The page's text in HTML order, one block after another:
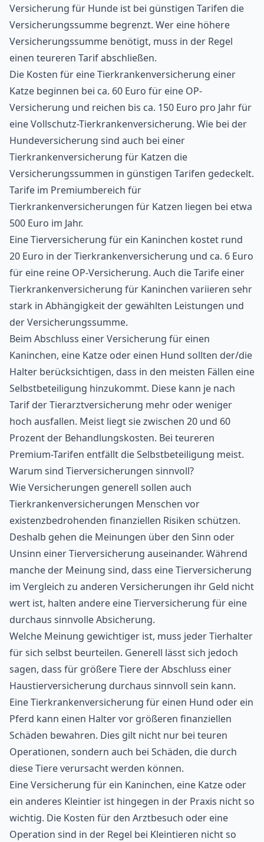
Versicherung für Hunde ist bei günstigen Tarifen die
Versicherungssumme begrenzt. Wer eine höhere
Versicherungssumme benötigt, muss in der Regel
einen teureren Tarif abschließen.
Die Kosten für eine Tierkrankenversicherung einer
Katze beginnen bei ca. 60 Euro für eine OP-
Versicherung und reichen bis ca. 150 Euro pro Jahr für
eine Vollschutz-Tierkrankenversicherung. Wie bei der
Hundeversicherung sind auch bei einer
Tierkrankenversicherung für Katzen die
Versicherungssummen in günstigen Tarifen gedeckelt.
Tarife im Premiumbereich für
Tierkrankenversicherungen für Katzen liegen bei etwa
500 Euro im Jahr.
Eine Tierversicherung für ein Kaninchen kostet rund
20 Euro in der Tierkrankenversicherung und ca. 6 Euro
für eine reine OP-Versicherung. Auch die Tarife einer
Tierkrankenversicherung für Kaninchen variieren sehr
stark in Abhängigkeit der gewählten Leistungen und
der Versicherungssumme.
Beim Abschluss einer Versicherung für einen
Kaninchen, eine Katze oder einen Hund sollten der/die
Halter berücksichtigen, dass in den meisten Fällen eine
Selbstbeteiligung hinzukommt. Diese kann je nach
Tarif der Tierarztversicherung mehr oder weniger
hoch ausfallen. Meist liegt sie zwischen 20 und 60
Prozent der Behandlungskosten. Bei teureren
Premium-Tarifen entfällt die Selbstbeteiligung meist.
Warum sind Tierversicherungen sinnvoll?
Wie Versicherungen generell sollen auch
Tierkrankenversicherungen Menschen vor
existenzbedrohenden finanziellen Risiken schützen.
Deshalb gehen die Meinungen über den Sinn oder
Unsinn einer Tierversicherung auseinander. Während
manche der Meinung sind, dass eine Tierversicherung
im Vergleich zu anderen Versicherungen ihr Geld nicht
wert ist, halten andere eine Tierversicherung für eine
durchaus sinnvolle Absicherung.
Welche Meinung gewichtiger ist, muss jeder Tierhalter
für sich selbst beurteilen. Generell lässt sich jedoch
sagen, dass für größere Tiere der Abschluss einer
Haustierversicherung durchaus sinnvoll sein kann.
Eine Tierkrankenversicherung für einen Hund oder ein
Pferd kann einen Halter vor größeren finanziellen
Schäden bewahren. Dies gilt nicht nur bei teuren
Operationen, sondern auch bei Schäden, die durch
diese Tiere verursacht werden können.
Eine Versicherung für ein Kaninchen, eine Katze oder
ein anderes Kleintier ist hingegen in der Praxis nicht so
wichtig. Die Kosten für den Arztbesuch oder eine
Operation sind in der Regel bei Kleintieren nicht so